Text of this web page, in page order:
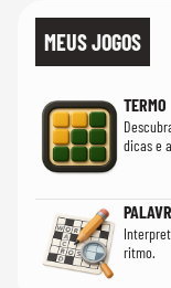
MEUS JOGOS
TERMO
dicas e
ritmo.